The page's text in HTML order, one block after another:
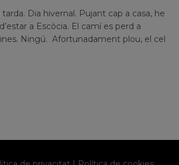
Dia hivernal. Pujant cap a casa, he
a Escòcia. El camí es perd a
Ningú. Afortunadament plou, el cel